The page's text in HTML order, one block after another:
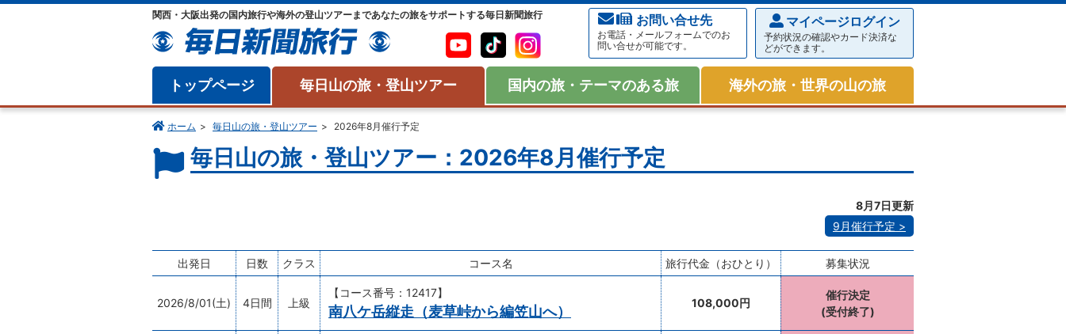
関西・大阪出発の国内旅行や海外の登山ツアーまであなたの旅をサポートする毎日新聞旅行 お問い合せ先
お電話・メールフォームでのお
問い合せが可能です。
マイページログイン
予約状況の確認やカード決済な
どができます。
トップページ 毎日山の旅・登山ツアー 国内の旅・テーマのある旅 海外の旅・世界の山の旅
ホーム 毎日山の旅・登山ツアー 2026年8月催行予定
毎日山の旅・登山ツアー：2026年8月催行予定
8月7日更新
9月催行予定
出発日 日数 クラス コース名 旅行代金（おひとり） 募集状況
2026/8/01(土) 4日間 上級
【コース番号：12417】
南八ケ岳縦走（麦草峠から編笠山へ）
108,000円
催行決定
(受付終了)